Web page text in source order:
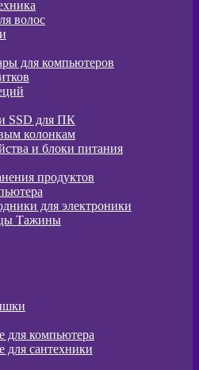
волос
для компьютеров
SSD для ПК
колонкам
и блоки питания
продуктов
для электроники
Тажины
компьютера
сантехники